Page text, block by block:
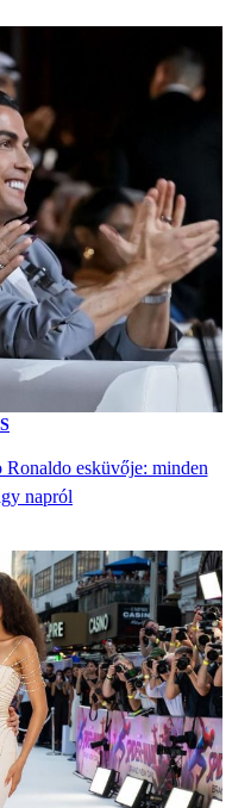
esküvője: minden
napról